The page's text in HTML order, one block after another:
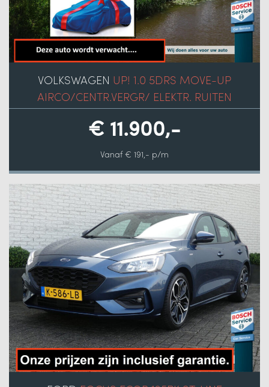
VOLKSWAGEN UP! 1.0 5DRS MOVE-UP
AIRCO/CENTR.VERGR/ ELEKTR. RUITEN
€ 11.900,-
Vanaf € 191,- p/m